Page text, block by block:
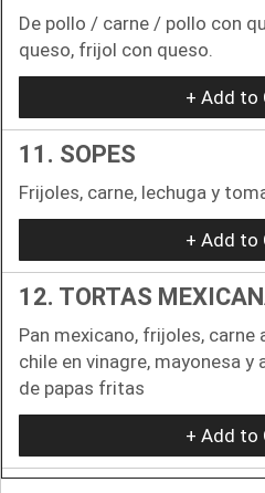
De pollo / carne / pollo con
queso, frijol con queso.
+ Add to
11. SOPES
Frijoles, carne, lechuga y
+ Add to
12. TORTAS
Pan mexicano, frijoles, carne
chile en vinagre, mayonesa
de papas fritas
+ Add to